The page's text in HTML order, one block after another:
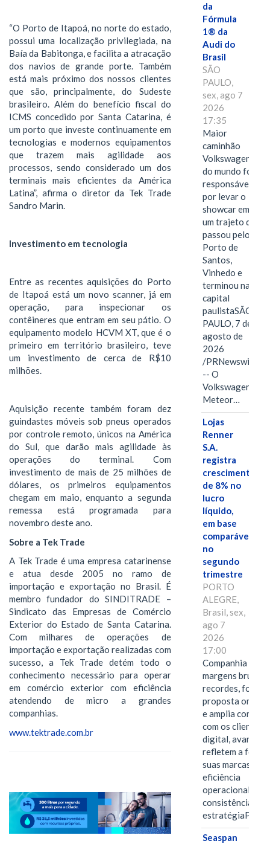
“O Porto de Itapoá, no norte do estado,
possui uma localização privilegiada, na
Baía da Babitonga, e facilita a atracação
dos navios de grande porte. Também
está mais próximo dos nossos clientes
que são, principalmente, do Sudeste
brasileiro. Além do benefício fiscal do
ICMS concedido por Santa Catarina, é
um porto que investe continuamente em
tecnologias e modernos equipamentos
que trazem mais agilidade aos
processos, sendo considerado um dos
terminais mais eficientes da América
Latina”, afirma o diretor da Tek Trade
Sandro Marin.
Investimento em tecnologia
Entre as recentes aquisições do Porto
de Itapoá está um novo scanner, já em
operação, para inspecionar os
contêineres que entram em seu pátio. O
equipamento modelo HCVM XT, que é o
primeiro em território brasileiro, teve
um investimento de cerca de R$10
milhões.
Aquisição recente também foram dez
guindastes móveis sob pneus operados
por controle remoto, únicos na América
do Sul, que darão mais agilidade às
operações do terminal. Com
investimento de mais de 25 milhões de
dólares, os primeiros equipamentos
chegam em maio, enquanto a segunda
remessa está programada para
novembro deste ano.
Sobre a Tek Trade
A Tek Trade é uma empresa catarinense
e atua desde 2005 no ramo de
importação e exportação no Brasil. É
membro fundador do SINDITRADE –
Sindicato das Empresas de Comércio
Exterior do Estado de Santa Catarina.
Com milhares de operações de
importação e exportação realizadas com
sucesso, a Tek Trade detém todo o
conhecimento necessário para operar
em comércio exterior com eficiência
atendendo de micro a grandes
companhias.
www.tektrade.com.br
da
Fórmula
1® da
Audi do
Brasil
SÃO
PAULO,
sex, ago 7
2026
17:35
Maior
caminhão
Volkswagen
do mundo foi
responsável
por levar o
showcar em
um trajeto que
passou pelo
Porto de
Santos,
Vinhedo e
terminou na
capital
paulistaSÃO
PAULO, 7 de
agosto de
2026
/PRNewswire/
-- O
Volkswagen
Meteor…
Lojas
Renner
S.A.
registra
crescimento
de 8% no
lucro
líquido,
em base
comparável,
no
segundo
trimestre
PORTO
ALEGRE,
Brasil, sex,
ago 7
2026
17:00
Companhia
margens brutas
recordes,
proposta
e amplia
com os clientes
digital, avanços
refletem a força
suas marcas, a
eficiência
operacional e a
consistência de
Seaspan